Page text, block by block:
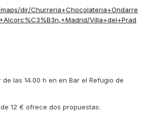
dir/Churreria+Chocolateria+Ondarre
Villa+del+Prad
las 14.00 h en en Bar el Refugio de
12 € ofrece dos propuestas: